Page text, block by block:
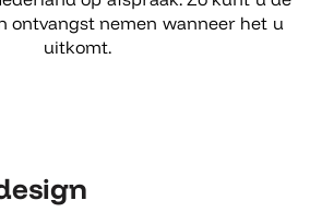
ontvangst nemen wanneer het u
uitkomt.